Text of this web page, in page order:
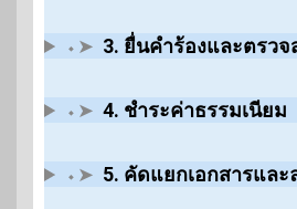
⬩➤ 3. ยื่นคำร้องและตรวจ
⬩➤ 4. ชำระค่าธรรมเนียม
⬩➤ 5. คัดแยกเอกสารและ